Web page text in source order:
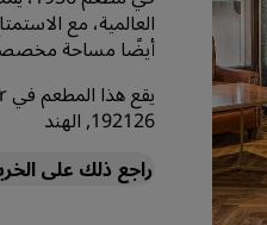
اطلب عرض أسعار
حلول الصناعة
البحث عن الرحلات
العالمية، مع
أيضًا مساحة مخصصة
192126, الهند
راجع ذلك على